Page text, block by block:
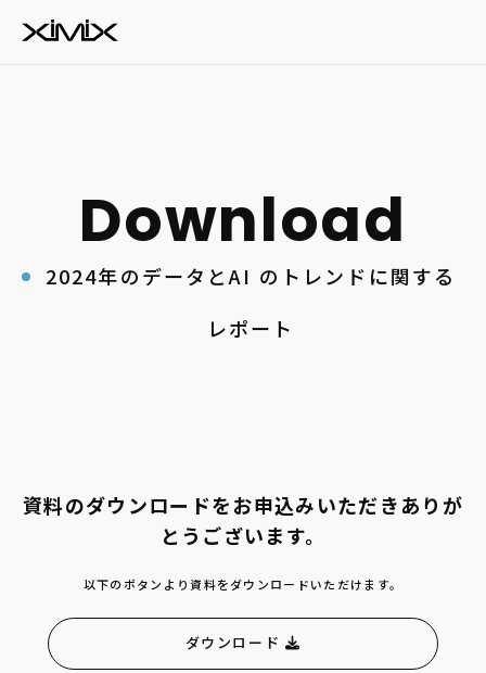
2024年のデータとAI のトレンドに関する
レポート
資料のダウンロードをお申込みいただきありが
とうございます。
以下のボタンより資料をダウンロードいただけます。
ダウンロード